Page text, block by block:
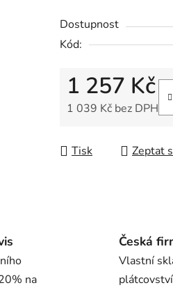
produktu
je
Dostupnost
Kód:
1 257 Kč
1 039 Kč bez DPH
Tisk Zeptat
na
Česká
Vlastní